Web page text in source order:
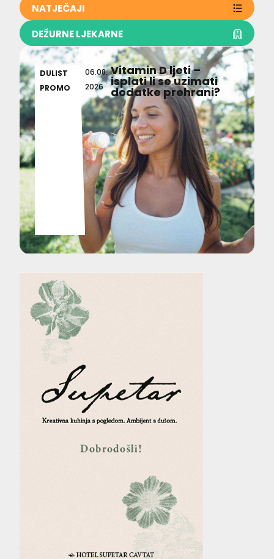
NATJEČAJI
DEŽURNE LJEKARNE
DULIST
PROMO
06.08.
2026
Vitamin D ljeti –
isplati li se uzimati
dodatke prehrani?